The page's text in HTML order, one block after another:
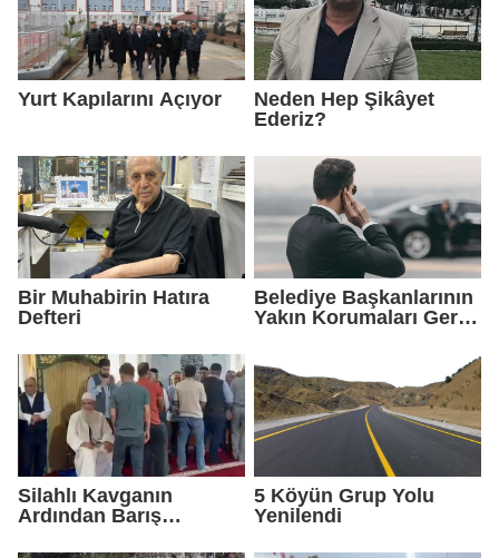
Yurt Kapılarını Açıyor
Neden Hep Şikâyet
Ederiz?
Bir Muhabirin Hatıra
Defteri
Belediye Başkanlarının
Yakın Korumaları Geri
Silahlı Kavganın
Ardından Barış
5 Köyün Grup Yolu
Yenilendi